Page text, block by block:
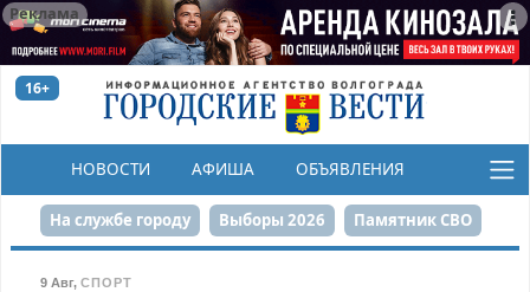
Реклама
16+
НОВОСТИ АФИША ОБЪЯВЛЕНИЯ
КОНКУРСЫ
На службе городу Выборы 2026 Памятник СВО
9 Авг, СПОРТ